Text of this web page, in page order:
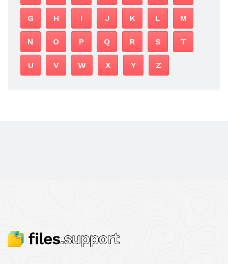
G H I J K L M
N O P Q R S T
U V W X Y Z